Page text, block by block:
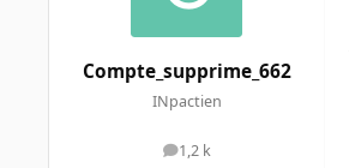
Compte_supprime_662
INpactien
1,2 k
messages